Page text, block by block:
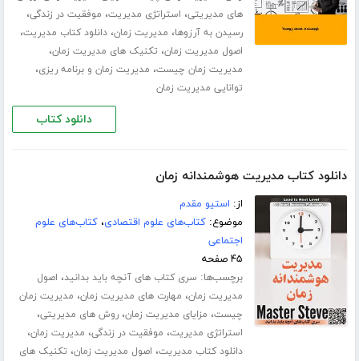
های مدیریتی، استراتژی مدیریت، موفقیت در زندگی،
رسیدن به آرزوها، مدیریت زمان،دانلود کتاب مدیریت،
اصول مدیریت زمان، تکنیک های مدیریت زمان،
مدیریت زمان چیست، مدیریت زمان و برنامه ریزی،
توانایی مدیریت زمان
دانلود کتاب
دانلود کتاب مدیریت هوشمندانه زمان
از: استیو مقدم
موضوع:کتاب‌های علوم اقتصادی،کتاب‌های علوم
اجتماعی
۴۵ صفحه
برچسب‌ها: سری کتاب های آنچه باید بدانید، اصول
مدیریت زمان، مهارت های مدیریت زمان، مدیریت زمان
چیست، مزایای مدیریت زمان،روش های مدیریتی،
استراتژی مدیریت، موفقیت در زندگی، مدیریت زمان،
دانلود کتاب مدیریت، اصول مدیریت زمان، تکنیک های